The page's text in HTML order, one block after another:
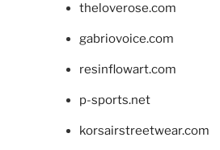
theloverose.com
gabriovoice.com
resinflowart.com
p-sports.net
korsairstreetwear.com